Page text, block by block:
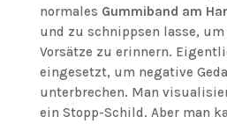
normales Gummiband am
und zu schnippsen lasse,
Vorsätze zu erinnern.
eingesetzt, um negative
unterbrechen. Man
ein Stopp-Schild. Aber man